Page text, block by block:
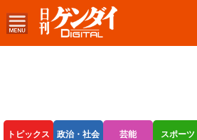
トピックス 政治・社会 芸能 スポーツ